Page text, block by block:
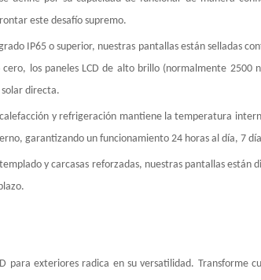
este desafío supremo.
IP65 o superior, nuestras pantallas están selladas
los paneles LCD de alto brillo (normalmente 2500
directa.
y refrigeración mantiene la temperatura
garantizando un funcionamiento 24 horas al día, 7
y carcasas reforzadas, nuestras pantallas están
para exteriores radica en su versatilidad. Transforme